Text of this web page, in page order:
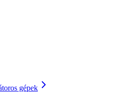
gépek